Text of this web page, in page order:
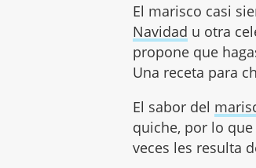
El marisco casi
Navidad u otra
propone que
Una receta para
El sabor del
quiche, por lo
veces les resulta